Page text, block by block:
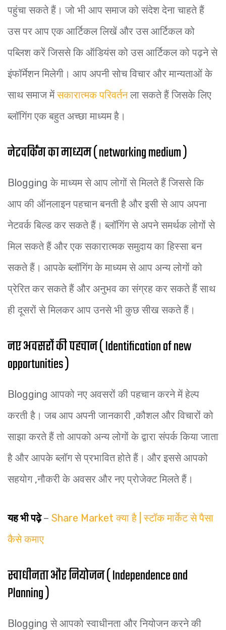
पहुंचा सकते हैं। जो भी आप समाज को संदेश देना चाहते हैं
उस पर आप एक आर्टिकल लिखें और उस आर्टिकल को
पब्लिश करें जिससे कि ऑडियंस को उस आर्टिकल को पढ़ने से
इंफॉर्मेशन मिलेगी। आप अपनी सोच विचार और मान्यताओं के
साथ समाज मेंसकारात्मक परिवर्तनला सकते हैं जिसके लिए
ब्लॉगिंग एक बहुत अच्छा माध्यम है।
नेटवर्किंग का माध्यम ( networking medium )
Blogging के माध्यम से आप लोगों से मिलते हैं जिससे कि
आप की ऑनलाइन पहचान बनती है और इसी से आप अपना
नेटवर्क बिल्ड कर सकते हैं। ब्लॉगिंग से अपने समर्थक लोगों से
मिल सकते हैं और एक सकारात्मक समुदाय का हिस्सा बन
सकते हैं। आपके ब्लॉगिंग के माध्यम से आप अन्य लोगों को
प्रेरित कर सकते हैं और अनुभव का संग्रह कर सकते हैं साथ
ही दूसरों से मिलकर आप उनसे भी कुछ सीख सकते हैं।
नए अवसरों की पहचान ( Identification of new
opportunities )
Blogging आपको नए अवसरों की पहचान करने में हेल्प
करती है। जब आप अपनी जानकारी ,कौशल और विचारों को
साझा करते हैं तो आपको अन्य लोगों के द्वारा संपर्क किया जाता
है और आपके ब्लॉग से प्रभावित होते हैं। और इससे आपको
सहयोग ,नौकरी के अवसर और नए प्रोजेक्ट मिलते हैं।
यह भी पढ़े– Share Market क्या है | स्टॉक मार्केट से पैसा
कैसे कमाए
स्वाधीनता और नियोजन ( Independence and
Planning )
Blogging से आपको स्वाधीनता और नियोजन करने की